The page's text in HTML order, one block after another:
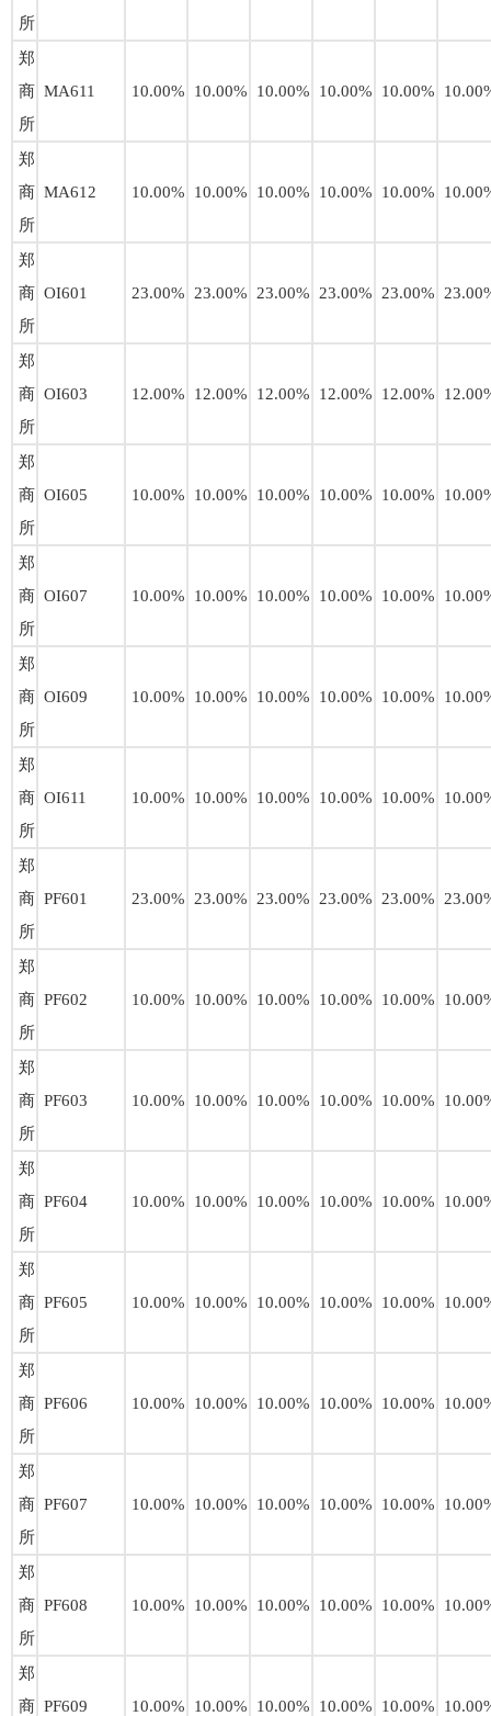
所
郑
商
所
MA611 10.00% 10.00% 10.00% 10.00% 10.00%
郑
商
所
MA612 10.00% 10.00% 10.00% 10.00% 10.00%
郑
商
所
OI601 23.00% 23.00% 23.00% 23.00% 23.00%
郑
商
所
OI603 12.00% 12.00% 12.00% 12.00% 12.00%
郑
商
所
OI605 10.00% 10.00% 10.00% 10.00% 10.00%
郑
商
所
OI607 10.00% 10.00% 10.00% 10.00% 10.00%
郑
商
所
OI609 10.00% 10.00% 10.00% 10.00% 10.00%
郑
商
所
OI611 10.00% 10.00% 10.00% 10.00% 10.00%
郑
商
所
PF601 23.00% 23.00% 23.00% 23.00% 23.00%
郑
商
所
PF602 10.00% 10.00% 10.00% 10.00% 10.00%
郑
商
所
PF603 10.00% 10.00% 10.00% 10.00% 10.00%
郑
商
所
PF604 10.00% 10.00% 10.00% 10.00% 10.00%
郑
商
所
PF605 10.00% 10.00% 10.00% 10.00% 10.00%
郑
商
所
PF606 10.00% 10.00% 10.00% 10.00% 10.00%
郑
商
所
PF607 10.00% 10.00% 10.00% 10.00% 10.00%
郑
商
所
PF608 10.00% 10.00% 10.00% 10.00% 10.00%
郑
商 PF609 10.00% 10.00% 10.00% 10.00% 10.00%